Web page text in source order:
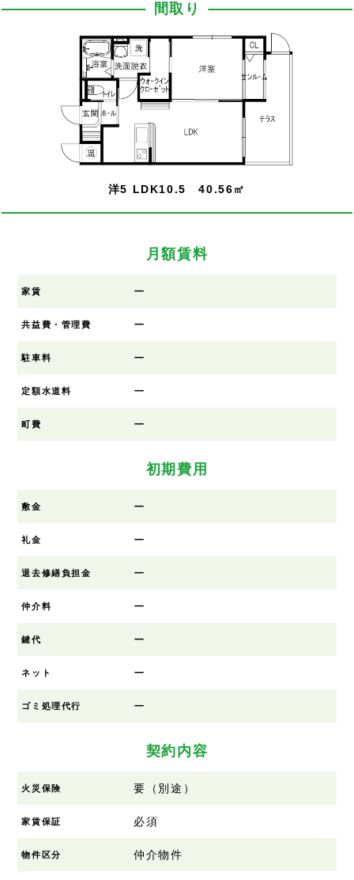
間取り
洋5 LDK10.5 40.56㎡
月額賃料
家賃 ー
共益費・管理費 ー
駐車料 ー
定額水道料 ー
町費 ー
初期費用
敷金 ー
礼金 ー
退去修繕負担金 ー
仲介料 ー
鍵代 ー
ネット ー
ゴミ処理代行 ー
契約内容
火災保険 要（別途）
家賃保証 必須
物件区分 仲介物件